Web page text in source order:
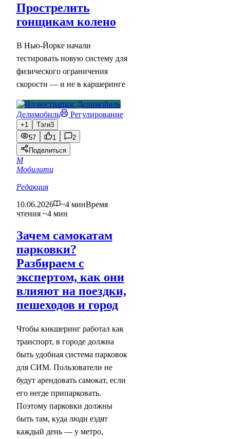
Прострелить
гонщикам колено
В Нью-Йорке начали
тестировать новую систему для
физического ограничения
скорости — и не в каршеринге
Делимобиль Регулирование
+1 Тэги3
57
1
2
Поделиться
М
Мобилити
Редакция
10.06.2026
~4 минВремя
чтения ~4 мин
Зачем самокатам
парковки?
Разбираем с
экспертом, как они
влияют на поездки,
пешеходов и город
Чтобы кикшеринг работал как
транспорт, в городе должна
быть удобная система парковок
для СИМ. Пользователи не
будут арендовать самокат, если
его негде припарковать.
Поэтому парковки должны
быть там, куда люди ездят
каждый день — у метро,